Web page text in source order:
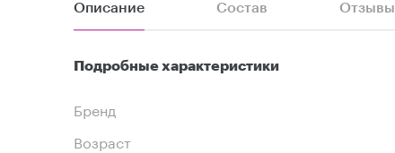
Описание Состав Отзывы
Подробные характеристики
Бренд
Возраст